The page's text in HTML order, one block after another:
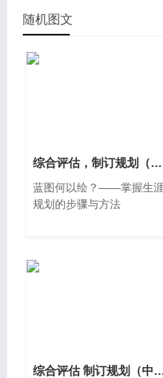
随机图文
综合评估，制订规划（中职AI赋能精品议题式课件共34页含教学设计逐字稿1视频）
蓝图何以绘？——掌握生
规划的步骤与方法
综合评估 制订规划（中职精品课件共23